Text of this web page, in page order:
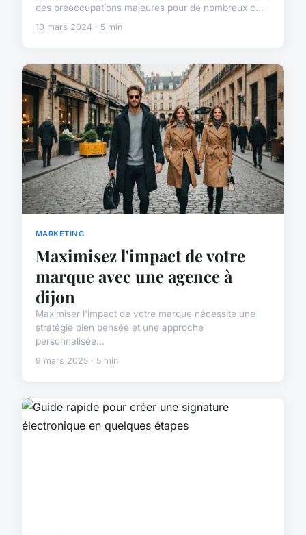
des préoccupations majeures pour de nombreux c...
10 mars 2024 · 5 min
MARKETING
Maximisez l'impact de votre
marque avec une agence à
dijon
Maximiser l'impact de votre marque nécessite une
stratégie bien pensée et une approche
personnalisée...
9 mars 2025 · 5 min